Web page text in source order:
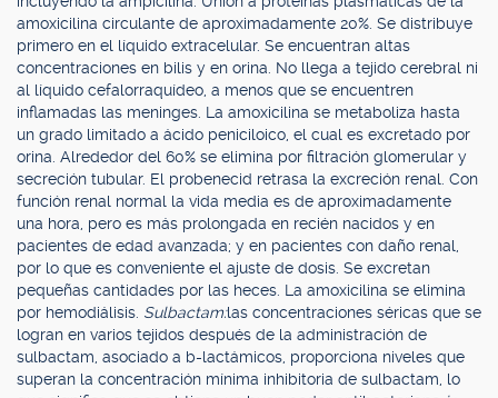
amoxicilina circulante de aproximadamente 20%. Se distribuye
primero en el líquido extracelular. Se encuentran altas
concentraciones en bilis y en orina. No llega a tejido cerebral ni
al líquido cefalorraquídeo, a menos que se encuentren
inflamadas las meninges. La amoxicilina se metaboliza hasta
un grado limitado a ácido peniciloico, el cual es excretado por
orina. Alrededor del 60% se elimina por filtración glomerular y
secreción tubular. El probenecid retrasa la excreción renal. Con
función renal normal la vida media es de aproximadamente
una hora, pero es más prolongada en recién nacidos y en
pacientes de edad avanzada; y en pacientes con daño renal,
por lo que es conveniente el ajuste de dosis. Se excretan
pequeñas cantidades por las heces. La amoxicilina se elimina
por hemodiálisis. Sulbactam:las concentraciones séricas que se
logran en varios tejidos después de la administración de
sulbactam, asociado a b-lactámicos, proporciona niveles que
superan la concentración mínima inhibitoria de sulbactam, lo